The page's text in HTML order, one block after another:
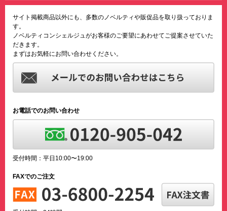
サイト掲載商品以外にも、多数のノベルティや販促品を取り扱っておりま
す。
ノベルティコンシェルジュがお客様のご要望にあわせてご提案させていた
だきます。
まずはお気軽にお問い合わせください。
お電話でのお問い合わせ
受付時間：平日10:00〜19:00
FAXでのご注文